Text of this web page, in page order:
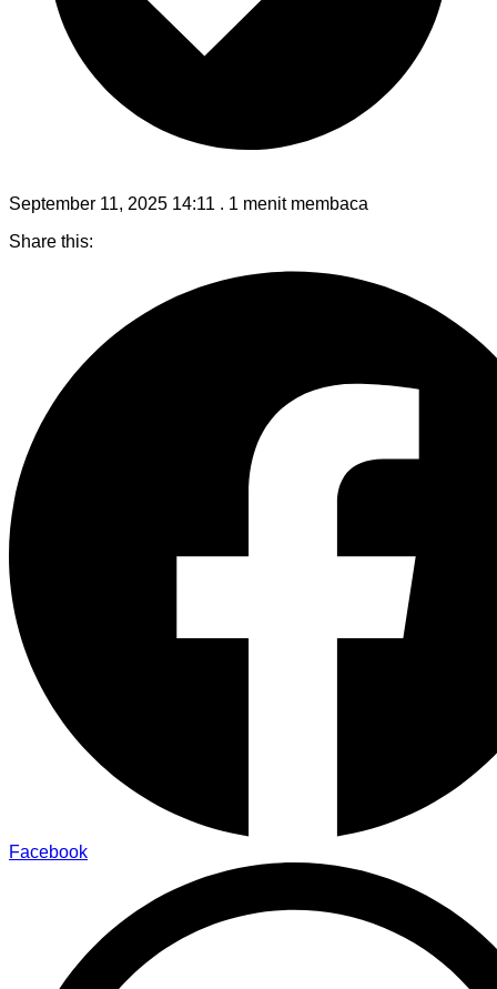
September 11, 2025 14:11 . 1 menit membaca
Share this:
Facebook